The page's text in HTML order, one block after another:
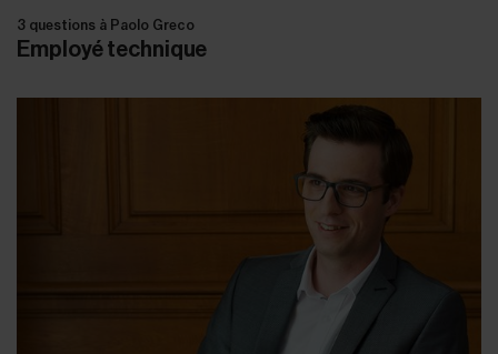
3 questions à Paolo Greco
Employé technique